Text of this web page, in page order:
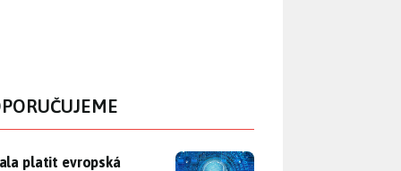
platit evropská regulace umělé inteligence. AI obsah
platit evropská